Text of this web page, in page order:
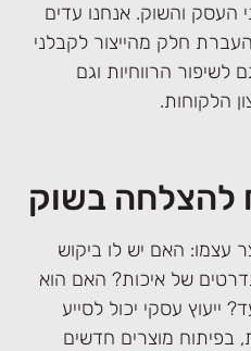
העסק והשוק. אנחנו עדים
חלק מהייצור לקבלני
הרווחיות וגם
הלקוחות.
להצלחה בשוק
עצמו: האם יש לו ביקוש
של איכות? האם הוא
עסקי יכול לסייע
בפיתוח מוצרים חדשים